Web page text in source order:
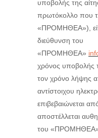
υποβολής της
πρωτόκολλο που
«ΠΡΟΜΗΘΕΑ»),
διεύθυνση του
«ΠΡΟΜΗΘΕΑ»
χρόνος υποβολής
τον χρόνο
αντίστοιχου
επιβεβαιώνεται
αποστέλλεται
του